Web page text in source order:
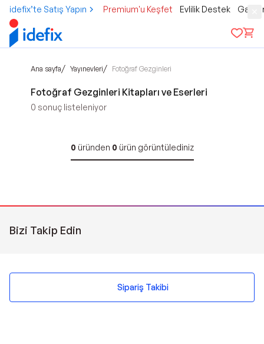
idefix’te Satış Yapın Premium'u Keşfet Evlilik Destek
Ana sayfa/ Yayınevleri/ Fotoğraf Gezginleri
Fotoğraf Gezginleri Kitapları ve Eserleri
0 sonuç listeleniyor
0 üründen 0 ürün görüntülediniz
Bizi Takip Edin
Sipariş Takibi